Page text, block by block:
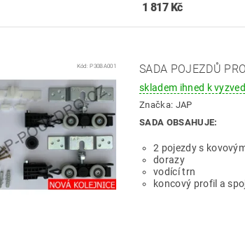
1 817 Kč
Kód:P30BA001 SADA POJEZDŮ
skladem ihned k
Značka: JAP
SADA OBSAHUJE:
2 pojezdy s
dorazy
vodící trn
koncový profil a